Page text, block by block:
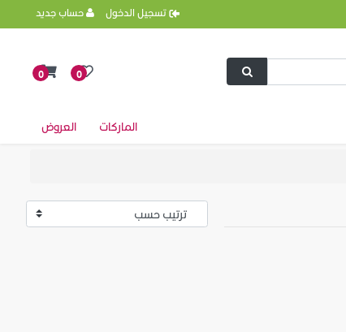
تسجيل الدخول حساب جديد
0
0
الماركات العروض